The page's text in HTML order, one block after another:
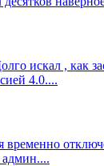
искал , как
4.0....
временно